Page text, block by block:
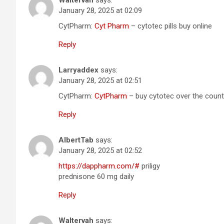
January 28, 2025 at 02:09
CytPharm: Cyt Pharm – cytotec pills buy online
Reply
Larryaddex says:
January 28, 2025 at 02:51
CytPharm: CytPharm – buy cytotec over the
Reply
AlbertTab says:
January 28, 2025 at 02:52
https://dappharm.com/# priligy
prednisone 60 mg daily
Reply
Waltervah says: